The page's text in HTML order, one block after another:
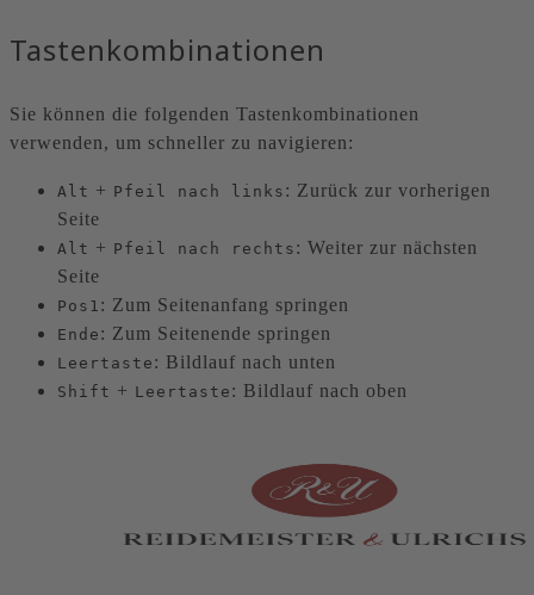
Tastenkombinationen
Sie können die folgenden Tastenkombinationen
verwenden, um schneller zu navigieren:
Alt + Pfeil nach links : Zurück zur vorherigen
Seite
Alt + Pfeil nach rechts : Weiter zur nächsten
Seite
Pos1 : Zum Seitenanfang springen
Ende : Zum Seitenende springen
Leertaste : Bildlauf nach unten
Shift + Leertaste : Bildlauf nach oben